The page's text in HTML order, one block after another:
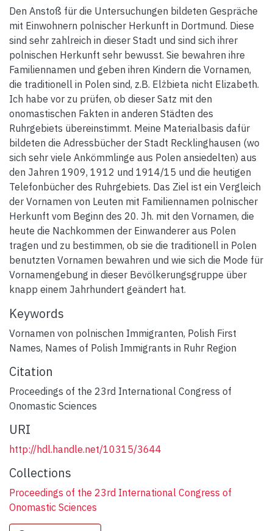
Den Anstoß für die Untersuchungen bildeten Gespräche
mit Einwohnern polnischer Herkunft in Dortmund. Diese
sind sehr zahlreich in dieser Stadt und sind sich ihrer
polnischen Herkunft sehr bewusst. Sie bewahren ihre
Familiennamen und geben ihren Kindern die Vornamen,
die traditionell in Polen sind, z.B. Elżbieta nicht Elizabeth.
Ich habe vor zu prüfen, ob dieser Satz mit den
onomastischen Fakten in anderen Städten des
Ruhrgebiets übereinstimmt. Meine Materialbasis dafür
bildeten die Adressbücher der Stadt Recklinghausen (wo
sich sehr viele Ankömmlinge aus Polen ansiedelten) aus
den Jahren 1909, 1912 und 1914/15 und die heutigen
Telefonbücher des Ruhrgebiets. Das Ziel ist ein Vergleich
der Vornamen von Leuten mit Familiennamen polnischer
Herkunft vom Beginn des 20. Jh. mit den Vornamen, die
heute die Nachkommen der Einwanderer aus Polen
tragen und zu bestimmen, ob sie die traditionell in Polen
benutzten Vornamen bewahren und wie sich die Mode für
Vornamengebung in dieser Bevölkerungsgruppe über
knapp einem Jahrhundert geändert hat.
Keywords
Vornamen von polnischen Immigranten, Polish First
Names, Names of Polish Immigrants in Ruhr Region
Citation
Proceedings of the 23rd International Congress of
Onomastic Sciences
URI
http://hdl.handle.net/10315/3644
Collections
Proceedings of the 23rd International Congress of
Onomastic Sciences